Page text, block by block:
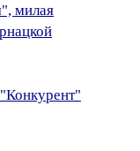
милая